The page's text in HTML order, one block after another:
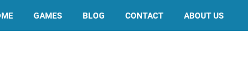
GAMES BLOG CONTACT ABOUT US